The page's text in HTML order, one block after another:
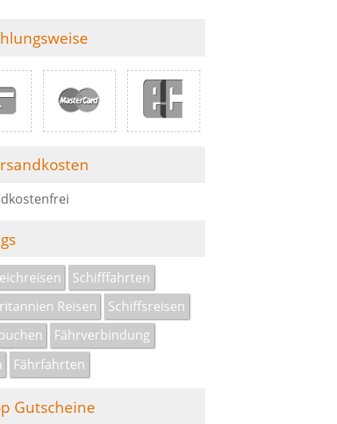
Schifffahrten
Reisen
Schiffsreisen
Fährverbindung
Fährfahrten
Gutscheine